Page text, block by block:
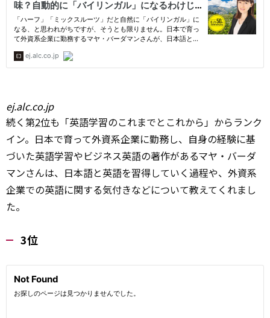
ej.alc.co.jp
続く第2位も「英語学習のこれまでとこれから」からランク
イン。日本で育って外資系企業に勤務し、自身の経験に基
づいた英語学習やビジネス英語の著作があるマヤ・バーダ
マンさんは、日本語と英語を習得していく過程や、外資系
企業での英語に関する気付きなどについて教えてくれまし
た。
3位